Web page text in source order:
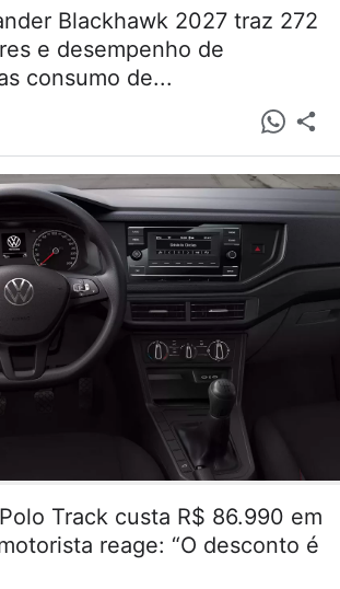
Blackhawk 2027 traz 272
e desempenho de
consumo de...
Track custa R$ 86.990 em
reage: “O desconto é